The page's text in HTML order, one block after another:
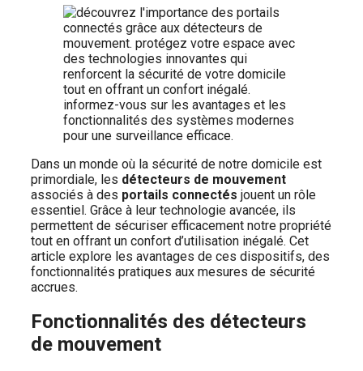
Dans un monde où la sécurité de notre domicile est
primordiale, les détecteurs de mouvement
associés à des portails connectés jouent un rôle
essentiel. Grâce à leur technologie avancée, ils
permettent de sécuriser efficacement notre propriété
tout en offrant un confort d’utilisation inégalé. Cet
article explore les avantages de ces dispositifs, des
fonctionnalités pratiques aux mesures de sécurité
accrues.
Fonctionnalités des détecteurs
de mouvement